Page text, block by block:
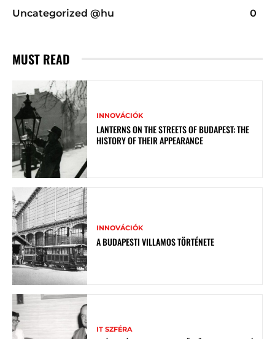
Uncategorized @hu
0
MUST READ
INNOVÁCIÓK
LANTERNS ON THE STREETS OF BUDAPEST: THE
HISTORY OF THEIR APPEARANCE
INNOVÁCIÓK
A BUDAPESTI VILLAMOS TÖRTÉNETE
IT SZFÉRA